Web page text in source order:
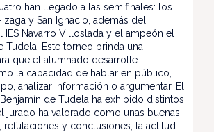
han llegado a las semifinales: los
y San Ignacio, además del
Navarro Villoslada y el ampeón el
Tudela. Este torneo brinda una
que el alumnado desarrolle
la capacidad de hablar en público,
analizar información o argumentar. El
de Tudela ha exhibido distintos
jurado ha valorado como unas buenas
refutaciones y conclusiones; la actitud